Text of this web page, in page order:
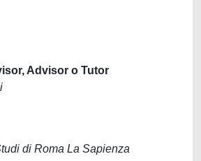
Advisor o Tutor
di Roma La Sapienza